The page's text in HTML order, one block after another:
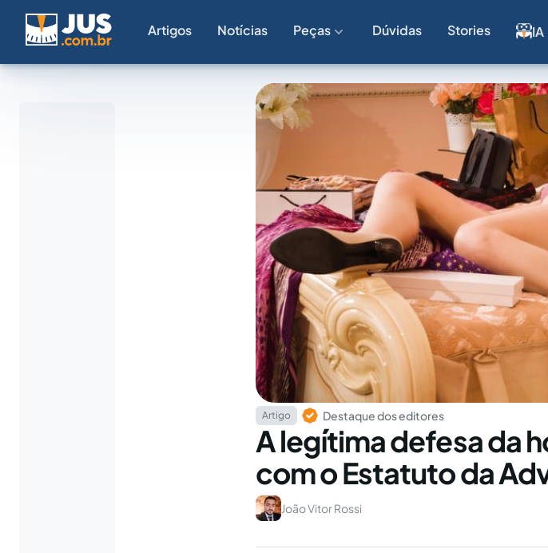
Artigos Notícias Peças Dúvidas Stories IA
Artigo Destaque dos editores
A legítima defesa da
com o Estatuto da
João Vitor Rossi